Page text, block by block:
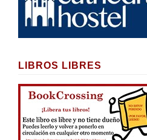
LIBROS LIBRES